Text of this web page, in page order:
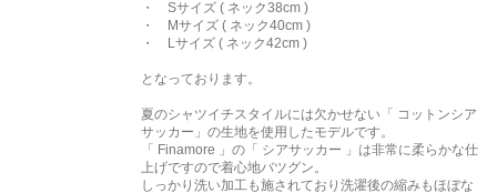
・ Sサイズ ( ネック38cm )
・ Mサイズ ( ネック40cm )
・ Lサイズ ( ネック42cm )
となっております。
夏のシャツイチスタイルには欠かせない「 コットンシア
サッカー」の生地を使用したモデルです。
「 Finamore 」の「 シアサッカー 」は非常に柔らかな仕
上げですので着心地バツグン。
しっかり洗い加工も施されており洗濯後の縮みもほぼな